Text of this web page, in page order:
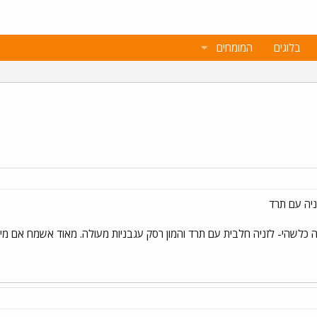
בלוגים המומחים
לזניה חלבית עם תרד והמון רסק עגבניות מעולה. מאוד אשמח אם